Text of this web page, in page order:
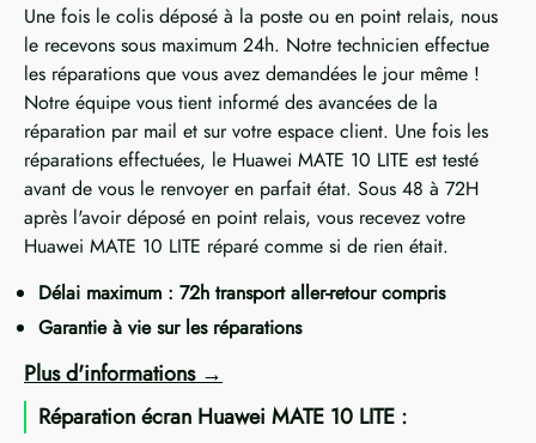
Une fois le colis déposé à la poste ou en point relais, nous
le recevons sous maximum 24h. Notre technicien effectue
les réparations que vous avez demandées le jour même !
Notre équipe vous tient informé des avancées de la
réparation par mail et sur votre espace client. Une fois les
réparations effectuées, le Huawei MATE 10 LITE est testé
avant de vous le renvoyer en parfait état. Sous 48 à 72H
après l'avoir déposé en point relais, vous recevez votre
Huawei MATE 10 LITE réparé comme si de rien était.
Délai maximum : 72h transport aller-retour compris
Garantie à vie sur les réparations
Plus d'informations
Réparation écran Huawei MATE 10 LITE :